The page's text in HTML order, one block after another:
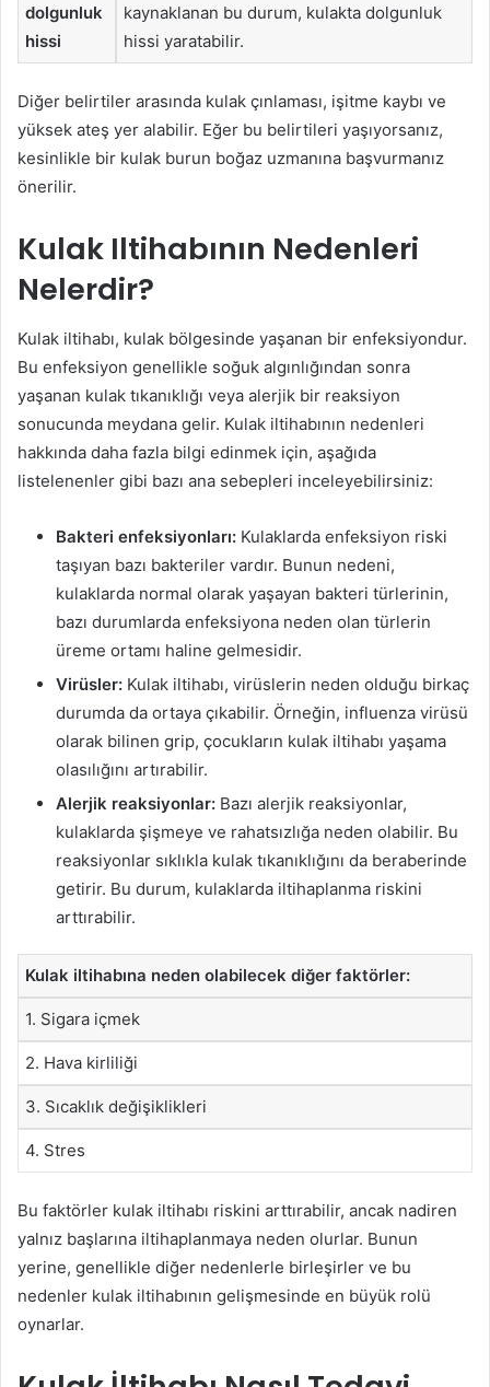
dolgunluk
hissi
kaynaklanan bu durum, kulakta dolgunluk
hissi yaratabilir.
Diğer belirtiler arasında kulak çınlaması, işitme kaybı ve
yüksek ateş yer alabilir. Eğer bu belirtileri yaşıyorsanız,
kesinlikle bir kulak burun boğaz uzmanına başvurmanız
önerilir.
Kulak Iltihabının Nedenleri
Nelerdir?
Kulak iltihabı, kulak bölgesinde yaşanan bir enfeksiyondur.
Bu enfeksiyon genellikle soğuk algınlığından sonra
yaşanan kulak tıkanıklığı veya alerjik bir reaksiyon
sonucunda meydana gelir. Kulak iltihabının nedenleri
hakkında daha fazla bilgi edinmek için, aşağıda
listelenenler gibi bazı ana sebepleri inceleyebilirsiniz:
Bakteri enfeksiyonları: Kulaklarda enfeksiyon riski
taşıyan bazı bakteriler vardır. Bunun nedeni,
kulaklarda normal olarak yaşayan bakteri türlerinin,
bazı durumlarda enfeksiyona neden olan türlerin
üreme ortamı haline gelmesidir.
Virüsler: Kulak iltihabı, virüslerin neden olduğu birkaç
durumda da ortaya çıkabilir. Örneğin, influenza virüsü
olarak bilinen grip, çocukların kulak iltihabı yaşama
olasılığını artırabilir.
Alerjik reaksiyonlar: Bazı alerjik reaksiyonlar,
kulaklarda şişmeye ve rahatsızlığa neden olabilir. Bu
reaksiyonlar sıklıkla kulak tıkanıklığını da beraberinde
getirir. Bu durum, kulaklarda iltihaplanma riskini
arttırabilir.
Kulak iltihabına neden olabilecek diğer faktörler:
1. Sigara içmek
2. Hava kirliliği
3. Sıcaklık değişiklikleri
4. Stres
Bu faktörler kulak iltihabı riskini arttırabilir, ancak nadiren
yalnız başlarına iltihaplanmaya neden olurlar. Bunun
yerine, genellikle diğer nedenlerle birleşirler ve bu
nedenler kulak iltihabının gelişmesinde en büyük rolü
oynarlar.